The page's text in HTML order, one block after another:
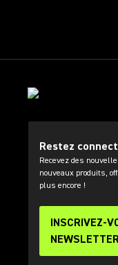
Restez
Recevez des
nouveaux produits,
plus encore !
INSCRIVEZ-